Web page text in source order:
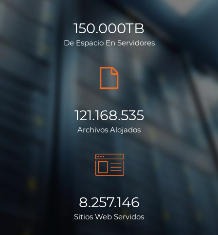
150.000TB
De Espacio En Servidores
121.168.535
Archivos Alojados
8.257.146
Sitios Web Servidos